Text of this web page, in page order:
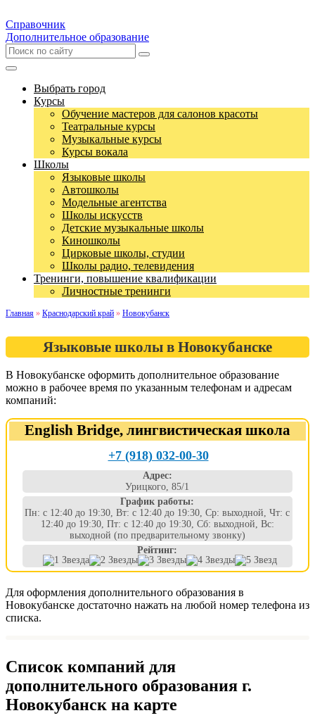
Справочник
Дополнительное образование
Выбрать город
Курсы
Обучение мастеров для салонов красоты
Театральные курсы
Музыкальные курсы
Курсы вокала
Школы
Языковые школы
Автошколы
Модельные агентства
Школы искусств
Детские музыкальные школы
Киношколы
Цирковые школы, студии
Школы радио, телевидения
Тренинги, повышение квалификации
Личностные тренинги
Главная » Краснодарский край » Новокубанск
Языковые школы в Новокубанске
В Новокубанске оформить дополнительное образование
можно в рабочее время по указанным телефонам и адресам
компаний:
English Bridge, лингвистическая школа
+7 (918) 032-00-30
Адрес:
Урицкого, 85/1
График работы:
Пн: с 12:40 до 19:30, Вт: с 12:40 до 19:30, Ср: выходной, Чт: с
12:40 до 19:30, Пт: с 12:40 до 19:30, Сб: выходной, Вс:
выходной (по предварительному звонку)
Рейтинг:
Для оформления дополнительного образования в
Новокубанске достаточно нажать на любой номер телефона из
списка.
Список компаний для
дополнительного образования г.
Новокубанск на карте